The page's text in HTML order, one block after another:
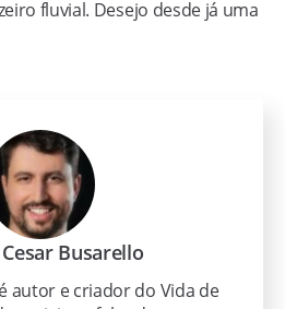
fluvial. Desejo desde já uma
Busarello
autor e criador do Vida de